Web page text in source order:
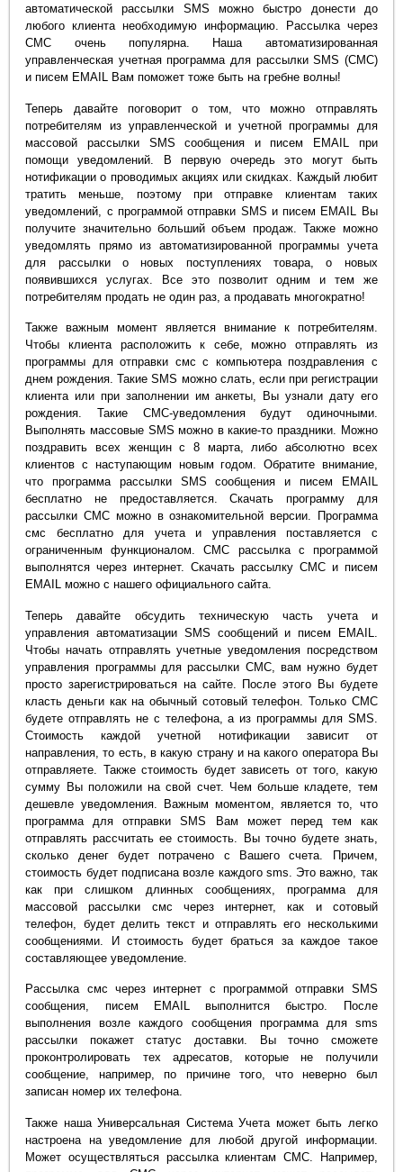
автоматической рассылки SMS можно быстро донести до
любого клиента необходимую информацию. Рассылка через
СМС очень популярна. Наша автоматизированная
управленческая учетная программа для рассылки SMS (СМС)
и писем EMAIL Вам поможет тоже быть на гребне волны!
Теперь давайте поговорит о том, что можно отправлять
потребителям из управленческой и учетной программы для
массовой рассылки SMS сообщения и писем EMAIL при
помощи уведомлений. В первую очередь это могут быть
нотификации о проводимых акциях или скидках. Каждый любит
тратить меньше, поэтому при отправке клиентам таких
уведомлений, c программой отправки SMS и писем EMAIL Вы
получите значительно больший объем продаж. Также можно
уведомлять прямо из автоматизированной программы учета
для рассылки о новых поступлениях товара, о новых
появившихся услугах. Все это позволит одним и тем же
потребителям продать не один раз, а продавать многократно!
Также важным момент является внимание к потребителям.
Чтобы клиента расположить к себе, можно отправлять из
программы для отправки смс с компьютера поздравления с
днем рождения. Такие SMS можно слать, если при регистрации
клиента или при заполнении им анкеты, Вы узнали дату его
рождения. Такие СМС-уведомления будут одиночными.
Выполнять массовые SMS можно в какие-то праздники. Можно
поздравить всех женщин с 8 марта, либо абсолютно всех
клиентов с наступающим новым годом. Обратите внимание,
что программа рассылки SMS сообщения и писем EMAIL
бесплатно не предоставляется. Скачать программу для
рассылки СМС можно в ознакомительной версии. Программа
смс бесплатно для учета и управления поставляется с
ограниченным функционалом. СМС рассылка с программой
выполнятся через интернет. Скачать рассылку СМС и писем
EMAIL можно с нашего официального сайта.
Теперь давайте обсудить техническую часть учета и
управления автоматизации SMS сообщений и писем EMAIL.
Чтобы начать отправлять учетные уведомления посредством
управления программы для рассылки СМС, вам нужно будет
просто зарегистрироваться на сайте. После этого Вы будете
класть деньги как на обычный сотовый телефон. Только СМС
будете отправлять не с телефона, а из программы для SMS.
Стоимость каждой учетной нотификации зависит от
направления, то есть, в какую страну и на какого оператора Вы
отправляете. Также стоимость будет зависеть от того, какую
сумму Вы положили на свой счет. Чем больше кладете, тем
дешевле уведомления. Важным моментом, является то, что
программа для отправки SMS Вам может перед тем как
отправлять рассчитать ее стоимость. Вы точно будете знать,
сколько денег будет потрачено с Вашего счета. Причем,
стоимость будет подписана возле каждого sms. Это важно, так
как при слишком длинных сообщениях, программа для
массовой рассылки смс через интернет, как и сотовый
телефон, будет делить текст и отправлять его несколькими
сообщениями. И стоимость будет браться за каждое такое
составляющее уведомление.
Рассылка смс через интернет c программой отправки SMS
сообщения, писем EMAIL выполнится быстро. После
выполнения возле каждого сообщения программа для sms
рассылки покажет статус доставки. Вы точно сможете
проконтролировать тех адресатов, которые не получили
сообщение, например, по причине того, что неверно был
записан номер их телефона.
Также наша Универсальная Система Учета может быть легко
настроена на уведомление для любой другой информации.
Может осуществляться рассылка клиентам СМС. Например,